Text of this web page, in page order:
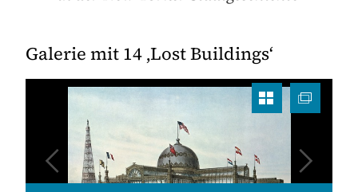
Galerie mit 14 ‚Lost Buildings‘